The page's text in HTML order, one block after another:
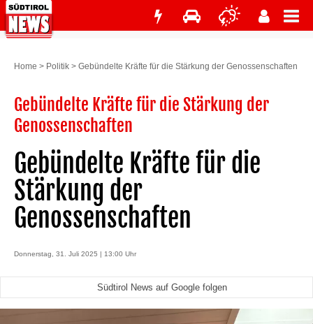
Home > Politik > Gebündelte Kräfte für die Stärkung der Genossenschaften
Gebündelte Kräfte für die Stärkung der
Genossenschaften
Gebündelte Kräfte für die
Stärkung der
Genossenschaften
Donnerstag, 31. Juli 2025 | 13:00 Uhr
Südtirol News auf Google folgen